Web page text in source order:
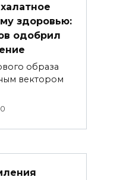
здоровью:
одобрил
образа
вектором
0